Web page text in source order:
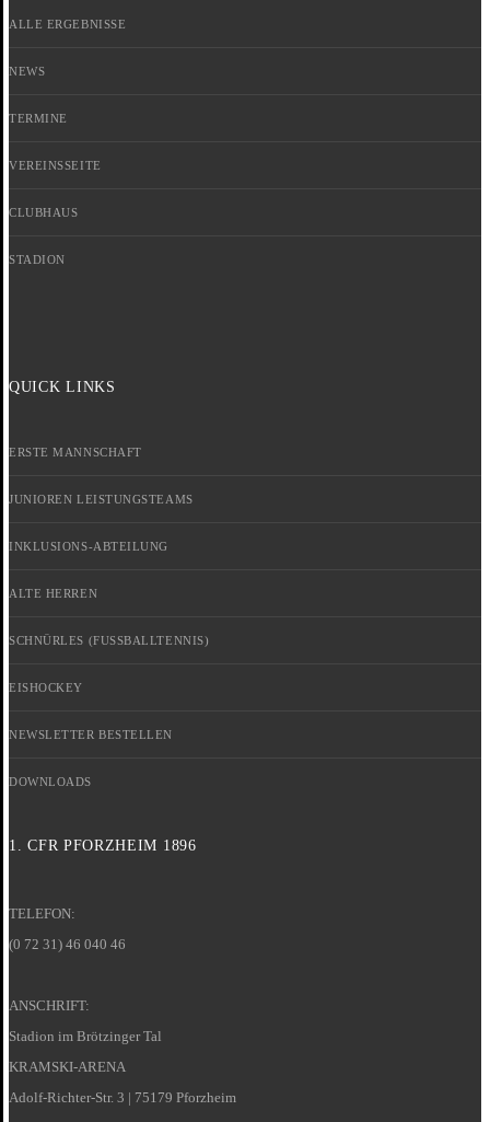
ALLE ERGEBNISSE
NEWS
TERMINE
VEREINSSEITE
CLUBHAUS
STADION
QUICK LINKS
ERSTE MANNSCHAFT
JUNIOREN LEISTUNGSTEAMS
INKLUSIONS-ABTEILUNG
ALTE HERREN
SCHNÜRLES (FUSSBALLTENNIS)
EISHOCKEY
NEWSLETTER BESTELLEN
DOWNLOADS
1. CFR PFORZHEIM 1896
TELEFON:
(0 72 31) 46 040 46
ANSCHRIFT:
Stadion im Brötzinger Tal
KRAMSKI-ARENA
Adolf-Richter-Str. 3 | 75179 Pforzheim